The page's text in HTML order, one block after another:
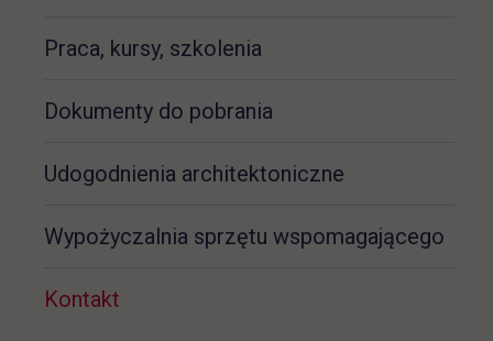
Praca, kursy, szkolenia
Dokumenty do pobrania
Udogodnienia architektoniczne
Wypożyczalnia sprzętu wspomagającego
Kontakt